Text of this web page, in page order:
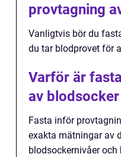
provtagning
Vanligtvis bör du
du tar blodprovet för
Varför är
av
Fasta inför
exakta mätningar av
blodsockernivåer